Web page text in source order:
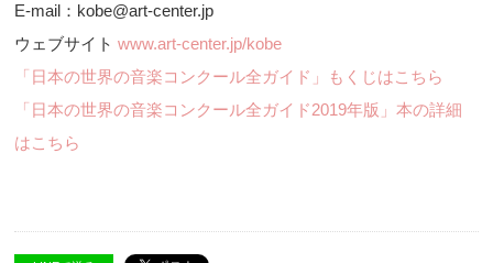
E-mail：kobe@art-center.jp
ウェブサイトwww.art-center.jp/kobe
「日本の世界の音楽コンクール全ガイド」もくじはこちら
「日本の世界の音楽コンクール全ガイド2019年版」本の詳細
はこちら